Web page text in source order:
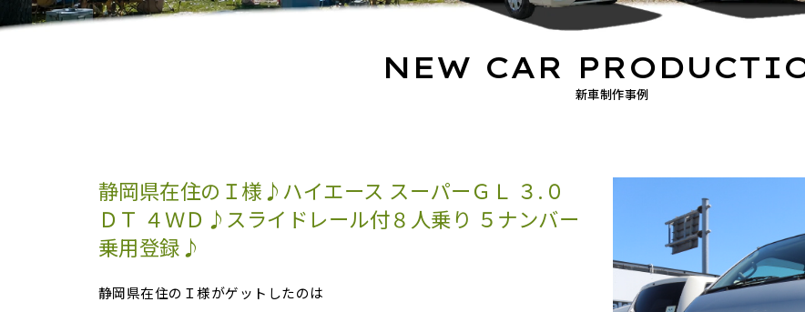
新車制作事例
NEW CAR
静岡県在住のＩ様♪ハイエース スーパーＧＬ ３.０
ＤＴ ４ＷＤ♪スライドレール付８人乗り ５ナンバー
乗用登録♪
静岡県在住のＩ様がゲットしたのは